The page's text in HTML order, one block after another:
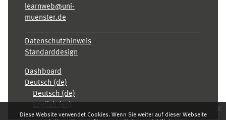
Diese Website verwendet Cookies. Wenn Sie weiter auf dieser Webseite
x
learnweb@uni-
muenster.de
Datenschutzhinweis
Standarddesign
Dashboard
Deutsch ‎(de)‎
Deutsch ‎(de)‎